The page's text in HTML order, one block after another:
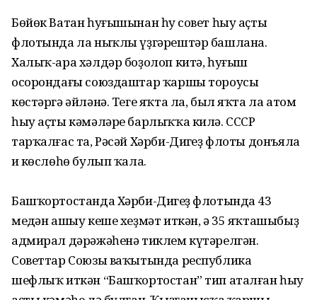
Бөйөк Ватан һуғышынан һуң совет һыу аҫты
флотында ла ныҡлы үҙгәрештәр башлана.
Халыҡ-ара хәлдәр боҙолоп китә, һуғыш
осорондағы союздаштар ҡаршы тороусы
көстәргә әйләнә. Теге яҡта ла, был яҡта ла атом
һыу аҫты кәмәләре барлыҡҡа килә. СССР
тарҡалғас та, Рәсәй Хәрби-Диңгеҙ флоты донъяла
иң көслөһө булып ҡала.
Башҡортостанда Хәрби-Диңгеҙ флотында 43
меңдән ашыу кеше хеҙмәт иткән, ә 35 яҡташыбыҙ
адмирал дәрәжәһенә тиклем күтәрелгән.
Советтар Союзы ваҡытында республика
шефлыҡ иткән “Башҡортостан” тип аталған һыу